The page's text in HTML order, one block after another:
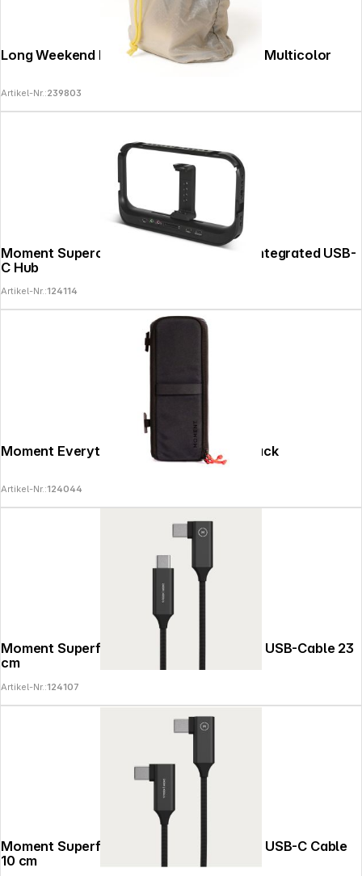
Long Weekend Film Pouch 5 Rolls Creme Multicolor
Artikel-Nr.:239803
Moment Supercage - Mobile Cage with Integrated USB-
C Hub
Artikel-Nr.:124114
Moment Everything Camera Insert 4L Black
Artikel-Nr.:124044
Moment Superflex Right-Angle USB-C to USB-Cable 23
cm
Artikel-Nr.:124107
Moment Superflex Right-Angle USB-C to USB-C Cable
10 cm